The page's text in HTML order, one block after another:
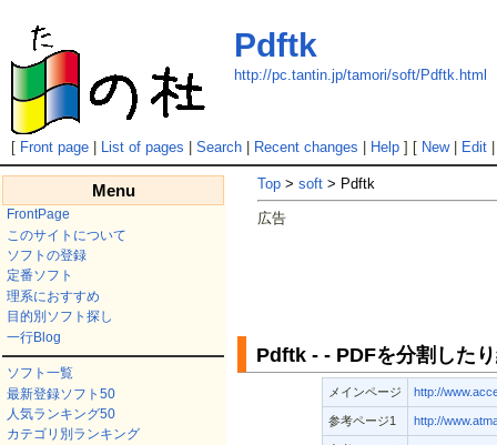
Pdftk
http://pc.tantin.jp/tamori/soft/Pdftk.html
[ Front page| List of pages Search| Recent changes Help] [ New| Edit
Menu
FrontPage
このサイトについて
ソフトの登録
定番ソフト
理系におすすめ
目的別ソフト探し
一行Blog
ソフト一覧
最新登録ソフト50
人気ランキング50
カテゴリ別ランキング
Top > soft > Pdftk
広告
Pdftk - - PDFを分割した
メインページ http://
参考ページ1 http://